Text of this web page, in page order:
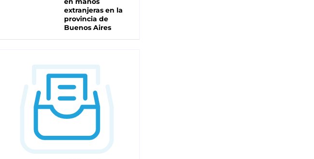
extranjeras en la
provincia de
Buenos Aires